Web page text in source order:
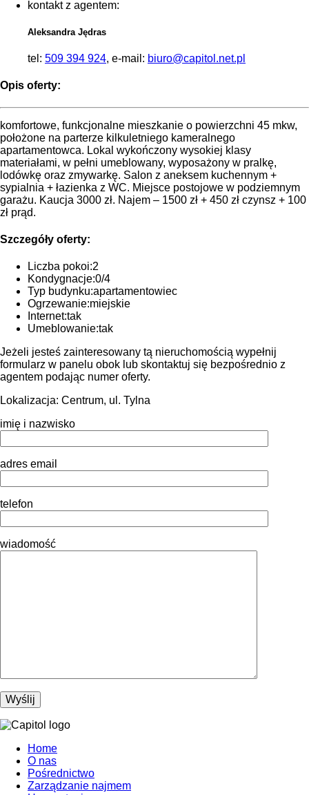
kontakt z agentem:
Aleksandra Jędras
tel: 509 394 924, e-mail: biuro@capitol.net.pl
Opis oferty:
komfortowe, funkcjonalne mieszkanie o powierzchni 45 mkw,
położone na parterze kilkuletniego kameralnego
apartamentowca. Lokal wykończony wysokiej klasy
materiałami, w pełni umeblowany, wyposażony w pralkę,
lodówkę oraz zmywarkę. Salon z aneksem kuchennym +
sypialnia + łazienka z WC. Miejsce postojowe w podziemnym
garażu. Kaucja 3000 zł. Najem – 1500 zł + 450 zł czynsz + 100
zł prąd.
Szczegóły oferty:
Liczba pokoi:2
Kondygnacje:0/4
Typ budynku:apartamentowiec
Ogrzewanie:miejskie
Internet:tak
Umeblowanie:tak
Jeżeli jesteś zainteresowany tą nieruchomością wypełnij
formularz w panelu obok lub skontaktuj się bezpośrednio z
agentem podając numer oferty.
Lokalizacja: Centrum, ul. Tylna
imię i nazwisko
adres email
telefon
wiadomość
Home
O nas
Pośrednictwo
Zarządzanie najmem